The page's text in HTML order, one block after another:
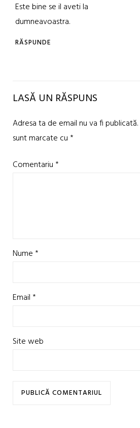
Este bine se il aveti la
dumneavoastra.
RĂSPUNDE
LASĂ UN RĂSPUNS
Adresa ta de email nu va fi publicată.
sunt marcate cu*
Comentariu*
Nume*
Email*
Site web